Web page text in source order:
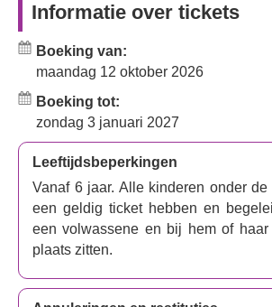
productiemanagement door
algemeen management door
Informatie over tickets
Boeking van:
maandag 12 oktober 2026
Boeking tot:
zondag 3 januari 2027
Leeftijdsbeperkingen
Vanaf 6 jaar. Alle kinderen onder
een geldig ticket hebben en
een volwassene en bij hem of
plaats zitten.